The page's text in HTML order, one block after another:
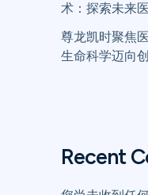
术：探索未来
尊龙凯时聚焦
生命科学迈向
Recent